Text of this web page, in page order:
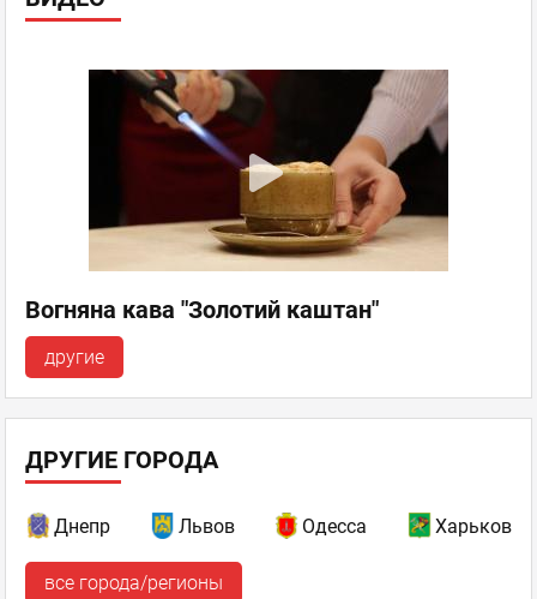
Вогняна кава "Золотий каштан"
другие
ДРУГИЕ ГОРОДА
Днепр Львов Одесса Харьков
все города/регионы